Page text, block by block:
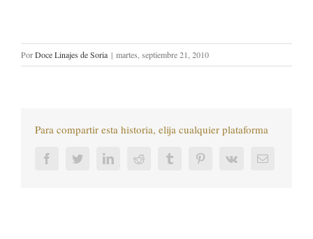
PorDoce Linajes de Soria | martes, septiembre 21, 2010
Para compartir esta historia, elija cualquier plataforma
FacebookTwitterLinkedInReddit Tumblr PinterestVk
Correo